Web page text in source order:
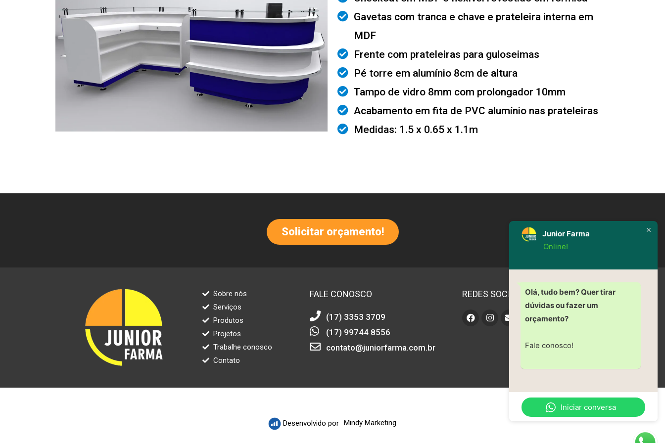
Gavetas com tranca e chave e prateleira interna em
MDF
Frente com prateleiras para guloseimas
Pé torre em alumínio 8cm de altura
Tampo de vidro 8mm com prolongador 10mm
Acabamento em fita de PVC alumínio nas prateleiras
Medidas: 1.5 x 0.65 x 1.1m
Solicitar orçamento!
Sobre nós
Serviços
Produtos
Projetos
Trabalhe conosco
Contato
FALE CONOSCO
(17) 3353 3709
(17) 99744 8556
contato@juniorfarma.com.br
REDES SOCIAIS
Desenvolvido por Mindy Marketing
Junior Farma
Online!
Olá, tudo bem? Quer tirar
dúvidas ou fazer um
orçamento?
Fale conosco!
Iniciar conversa